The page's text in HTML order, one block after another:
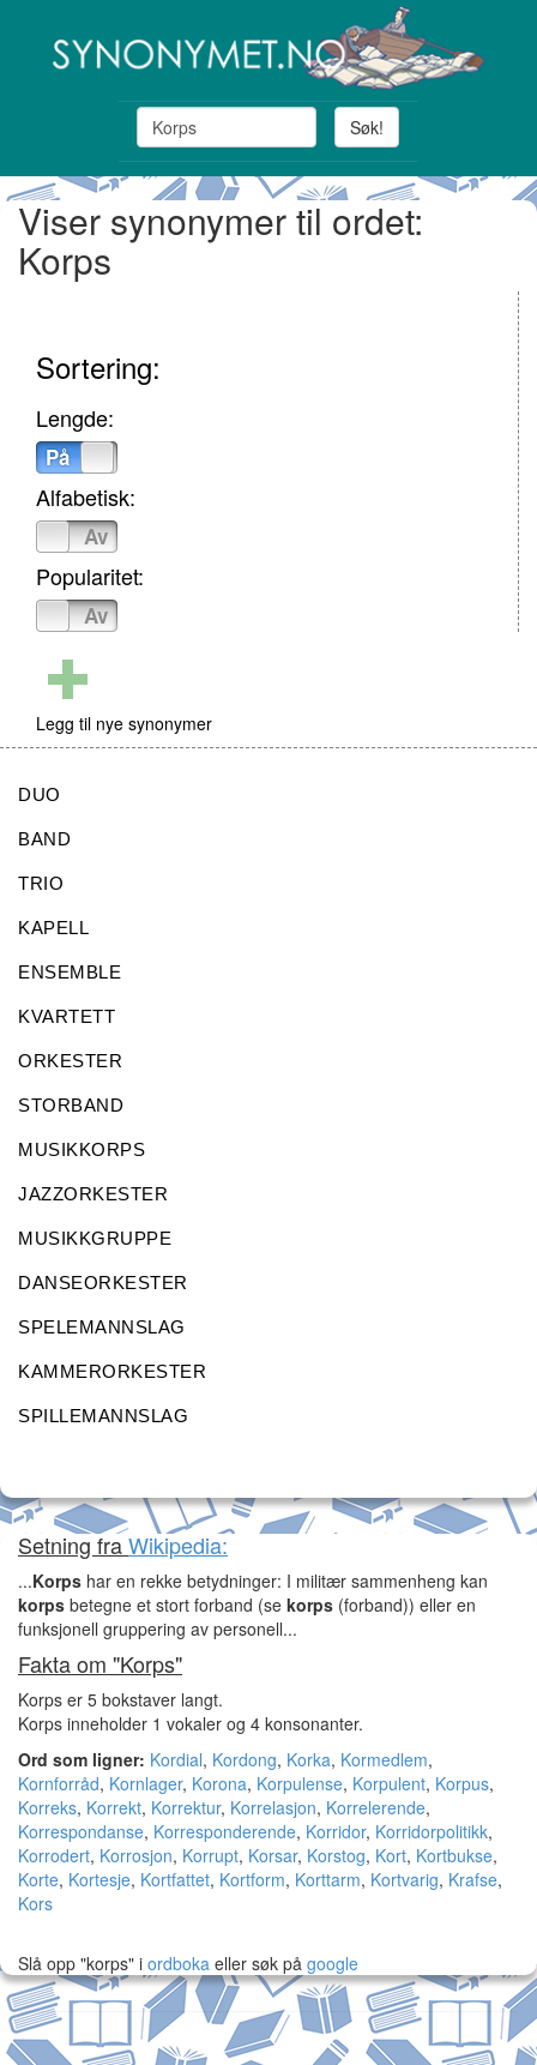
Søk!
Viser synonymer til ordet:
Korps
Sortering:
Lengde:
På
Alfabetisk:
Av
Popularitet:
Av
Legg til nye synonymer
DUO
BAND
TRIO
KAPELL
ENSEMBLE
KVARTETT
ORKESTER
STORBAND
MUSIKKORPS
JAZZORKESTER
MUSIKKGRUPPE
DANSEORKESTER
SPELEMANNSLAG
KAMMERORKESTER
SPILLEMANNSLAG
Setning fraWikipedia:
...Korps har en rekke betydninger: I militær sammenheng kan
korps betegne et stort forband (se korps (forband)) eller en
funksjonell gruppering av personell...
Fakta om "Korps"
Korps er 5 bokstaver langt.
Korps inneholder 1 vokaler og 4 konsonanter.
Ord som ligner: Kordial, Kordong, Korka, Kormedlem,
Kornforråd, Kornlager, Korona, Korpulense, Korpulent, Korpus,
Korreks, Korrekt, Korrektur, Korrelasjon, Korrelerende,
Korrespondanse, Korresponderende, Korridor, Korridorpolitikk,
Korrodert, Korrosjon, Korrupt, Korsar, Korstog, Kort, Kortbukse,
Korte, Kortesje, Kortfattet, Kortform, Korttarm, Kortvarig, Krafse,
Kors
Slå opp "korps" i ordboka eller søk på google